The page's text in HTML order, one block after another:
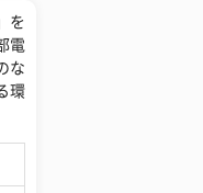
を
電
な
環